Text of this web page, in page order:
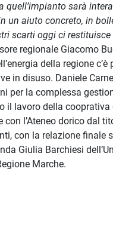
quell’impianto sarà
un aiuto concreto, in
scarti oggi ci restituisce
regionale Giacomo
della regione
in disuso. Daniele
per la complessa
il lavoro della cooprativa
l’Ateneo dorico dal
con la relazione finale
Giulia Barchiesi
Marche.